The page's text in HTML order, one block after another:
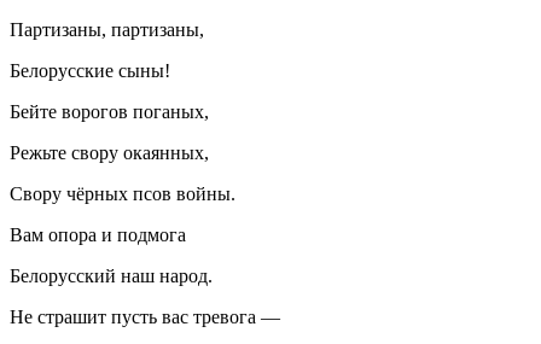
Партизаны, партизаны,
Белорусские сыны!
Бейте ворогов поганых,
Режьте свору окаянных,
Свору чёрных псов войны.
Вам опора и подмога
Белорусский наш народ.
Не страшит пусть вас тревога —